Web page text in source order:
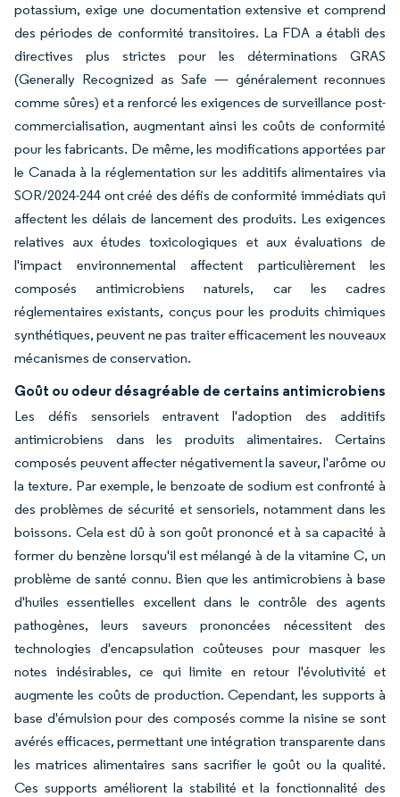
potassium, exige une documentation extensive et comprend
des périodes de conformité transitoires. La FDA a établi des
directives plus strictes pour les déterminations GRAS
(Generally Recognized as Safe — généralement reconnues
comme sûres) et a renforcé les exigences de surveillance post-
commercialisation, augmentant ainsi les coûts de conformité
pour les fabricants. De même, les modifications apportées par
le Canada à la réglementation sur les additifs alimentaires via
SOR/2024-244 ont créé des défis de conformité immédiats qui
affectent les délais de lancement des produits. Les exigences
relatives aux études toxicologiques et aux évaluations de
l'impact environnemental affectent particulièrement les
composés antimicrobiens naturels, car les cadres
réglementaires existants, conçus pour les produits chimiques
synthétiques, peuvent ne pas traiter efficacement les nouveaux
mécanismes de conservation.
Goût ou odeur désagréable de certains antimicrobiens
Les défis sensoriels entravent l'adoption des additifs
antimicrobiens dans les produits alimentaires. Certains
composés peuvent affecter négativement la saveur, l'arôme ou
la texture. Par exemple, le benzoate de sodium est confronté à
des problèmes de sécurité et sensoriels, notamment dans les
boissons. Cela est dû à son goût prononcé et à sa capacité à
former du benzène lorsqu'il est mélangé à de la vitamine C, un
problème de santé connu. Bien que les antimicrobiens à base
d'huiles essentielles excellent dans le contrôle des agents
pathogènes, leurs saveurs prononcées nécessitent des
technologies d'encapsulation coûteuses pour masquer les
notes indésirables, ce qui limite en retour l'évolutivité et
augmente les coûts de production. Cependant, les supports à
base d'émulsion pour des composés comme la nisine se sont
avérés efficaces, permettant une intégration transparente dans
les matrices alimentaires sans sacrifier le goût ou la qualité.
Ces supports améliorent la stabilité et la fonctionnalité des